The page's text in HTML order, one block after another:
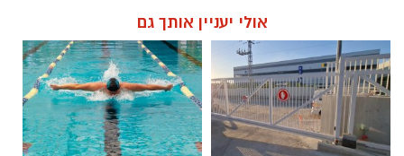
אולי יעניין אותך גם